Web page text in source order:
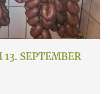
SEPTEMBER